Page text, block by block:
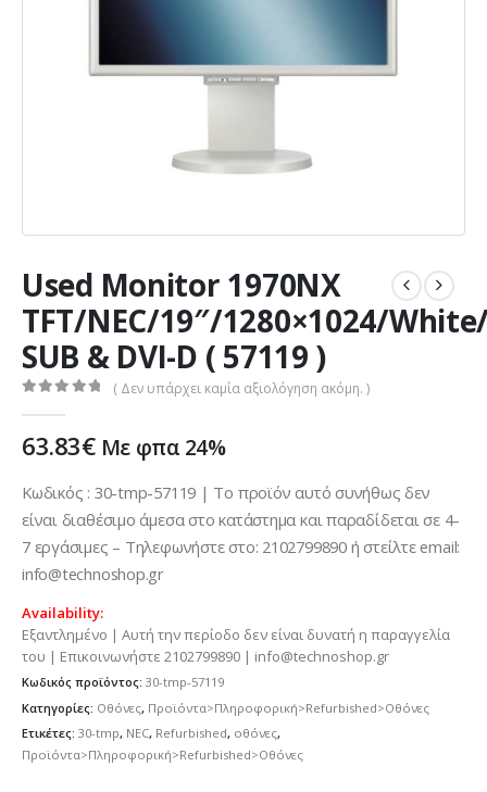
Used Monitor 1970NX
TFT/NEC/19″/1280×1024/
SUB & DVI-D ( 57119 )
( Δεν υπάρχει καμία αξιολόγηση ακόμη. )
63.83€ Με φπα 24%
Κωδικός : 30-tmp-57119 | Το προϊόν αυτό συνήθως δεν
είναι διαθέσιμο άμεσα στο κατάστημα και παραδίδεται σε 4-
7 εργάσιμες – Τηλεφωνήστε στο: 2102799890 ή στείλτε email:
info@technoshop.gr
Availability:
Εξαντλημένο | Αυτή την περίοδο δεν είναι δυνατή η παραγγελία
του | Επικοινωνήστε 2102799890 | info@technoshop.gr
Κωδικός προϊόντος: 30-tmp-57119
Κατηγορίες: Οθόνες, Προϊόντα>Πληροφορική>Refurbished>Οθόνες
Ετικέτες: 30-tmp, NEC, Refurbished, οθόνες,
Προϊόντα>Πληροφορική>Refurbished>Οθόνες